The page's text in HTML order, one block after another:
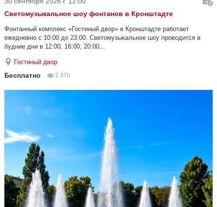
Светомузыкальное шоу фонтанов в Кронштадте
Фонтанный комплекс «Гостиный двор» в Кронштадте работает
ежедневно с 10:00 до 23:00. Светомузыкальное шоу проводится в
будние дни в 12:00, 16:00, 20:00...
Гостиный двор
Бесплатно 2 370